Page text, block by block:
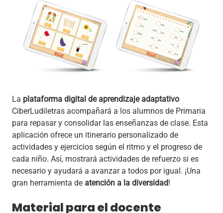
La plataforma digital de aprendizaje adaptativo
CiberLudiletras acompañará a los alumnos de Primaria
para repasar y consolidar las enseñanzas de clase. Esta
aplicación ofrece un itinerario personalizado de
actividades y ejercicios según el ritmo y el progreso de
cada niño. Así, mostrará actividades de refuerzo si es
necesario y ayudará a avanzar a todos por igual. ¡Una
gran herramienta de atención a la diversidad!
Material para el docente